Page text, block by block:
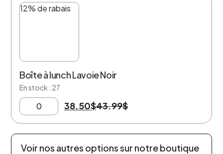
12% de rabais
Boîte à lunch Lavoie Noir
En stock : 27
38.50$43.99$
Voir nos autres options sur notre boutique